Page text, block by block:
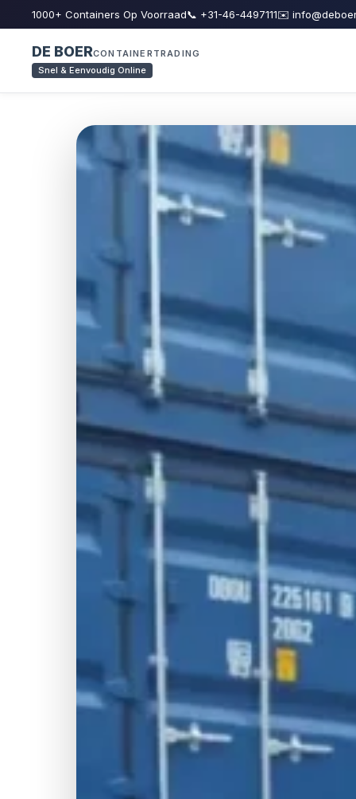
1000+ Containers Op Voorraad📞 +31-46-4497111✉️
DE BOERCONTAINERTRADING
Snel & Eenvoudig Online